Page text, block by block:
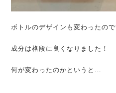
ボトルのデザインも変わったの
成分は格段に良くなりました！
何が変わったのかというと…